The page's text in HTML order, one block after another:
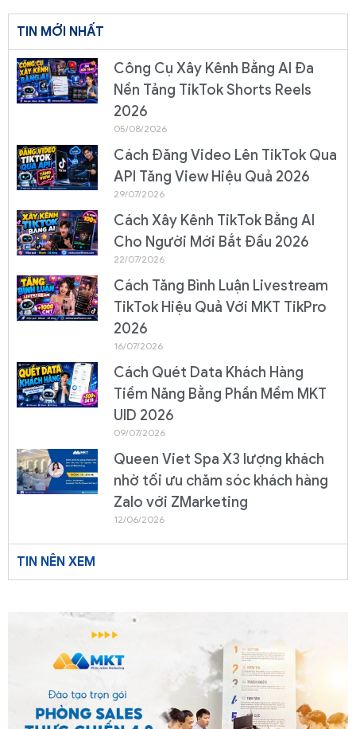
TIN MỚI NHẤT
Công Cụ Xây Kênh Bằng AI Đa
Nền Tảng TikTok Shorts Reels
2026
05/08/2026
Cách Đăng Video Lên TikTok Qua
API Tăng View Hiệu Quả 2026
29/07/2026
Cách Xây Kênh TikTok Bằng AI
Cho Người Mới Bắt Đầu 2026
22/07/2026
Cách Tăng Bình Luận Livestream
TikTok Hiệu Quả Với MKT TikPro
2026
16/07/2026
Cách Quét Data Khách Hàng
Tiềm Năng Bằng Phần Mềm MKT
UID 2026
09/07/2026
Queen Viet Spa X3 lượng khách
nhờ tối ưu chăm sóc khách hàng
Zalo với ZMarketing
12/06/2026
TIN NÊN XEM